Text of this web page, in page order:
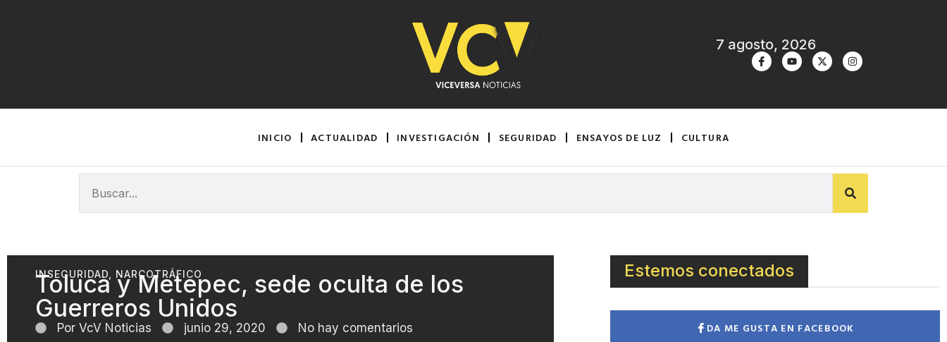
7 agosto, 2026
INICIO ACTUALIDAD INVESTIGACIÓN SEGURIDAD ENSAYOS DE LUZ CULTURA
INSEGURIDAD NARCOTRÁFICO
Toluca y Metepec, sede oculta de los
Guerreros Unidos
Por VcV Noticias junio 29, 2020 No hay comentarios
Estemos conectados
DA ME GUSTA EN FACEBOOK